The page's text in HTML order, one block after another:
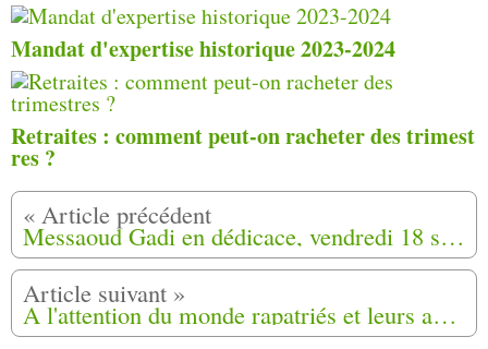
Mandat d'expertise historique 2023-2024
Retraites : comment peut-on racheter des trimest
res ?
Messaoud Gadi en dédicace, vendredi 18 septembre 2020 à Rive-de Gier (42)
A l'attention du monde rapatriés et leurs amis